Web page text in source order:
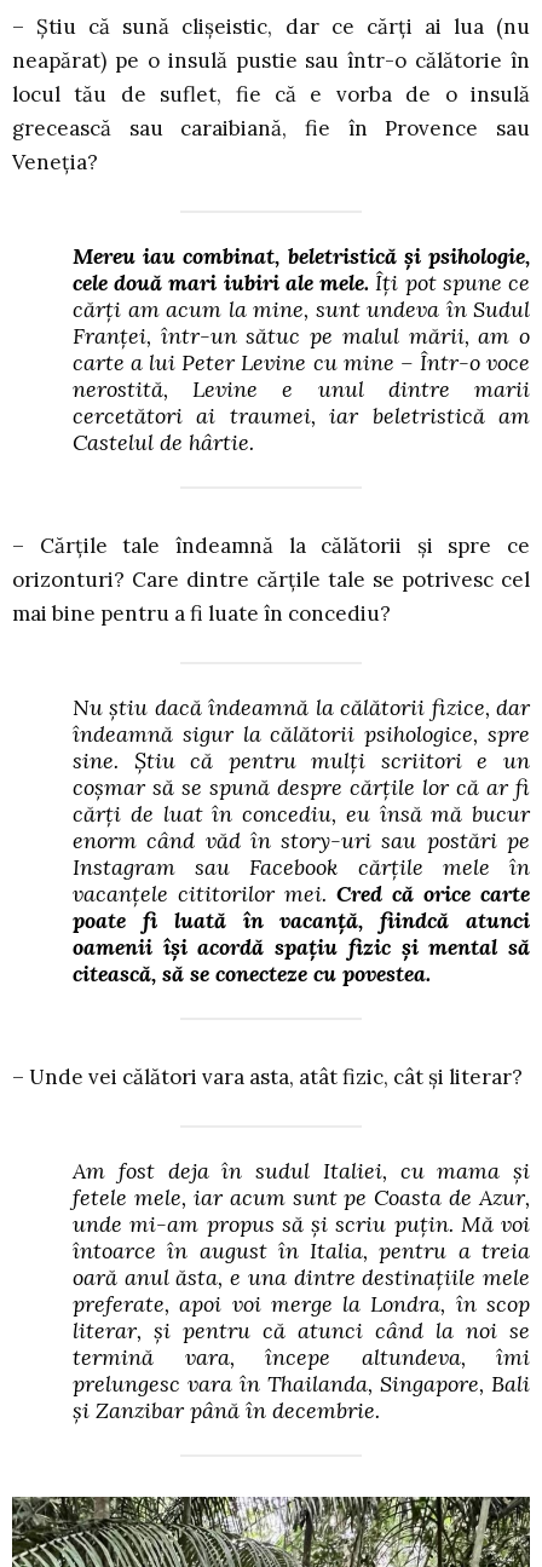
– Știu că sună clișeistic, dar ce cărți ai lua (nu
neapărat) pe o insulă pustie sau într-o călătorie în
locul tău de suflet, fie că e vorba de o insulă
grecească sau caraibiană, fie în Provence sau
Veneția?
Mereu iau combinat, beletristică și psihologie,
cele două mari iubiri ale mele. Îți pot spune ce
cărți am acum la mine, sunt undeva în Sudul
Franței, într-un sătuc pe malul mării, am o
carte a lui Peter Levine cu mine – Într-o voce
nerostită, Levine e unul dintre marii
cercetători ai traumei, iar beletristică am
Castelul de hârtie.
– Cărțile tale îndeamnă la călătorii și spre ce
orizonturi? Care dintre cărțile tale se potrivesc cel
mai bine pentru a fi luate în concediu?
Nu știu dacă îndeamnă la călătorii fizice, dar
îndeamnă sigur la călătorii psihologice, spre
sine. Știu că pentru mulți scriitori e un
coșmar să se spună despre cărțile lor că ar fi
cărți de luat în concediu, eu însă mă bucur
enorm când văd în story-uri sau postări pe
Instagram sau Facebook cărțile mele în
vacanțele cititorilor mei. Cred că orice carte
poate fi luată în vacanță, fiindcă atunci
oamenii își acordă spațiu fizic și mental să
citească, să se conecteze cu povestea.
– Unde vei călători vara asta, atât fizic, cât și literar?
Am fost deja în sudul Italiei, cu mama și
fetele mele, iar acum sunt pe Coasta de Azur,
unde mi-am propus să și scriu puțin. Mă voi
întoarce în august în Italia, pentru a treia
oară anul ăsta, e una dintre destinațiile mele
preferate, apoi voi merge la Londra, în scop
literar, și pentru că atunci când la noi se
termină vara, începe altundeva, îmi
prelungesc vara în Thailanda, Singapore, Bali
și Zanzibar până în decembrie.